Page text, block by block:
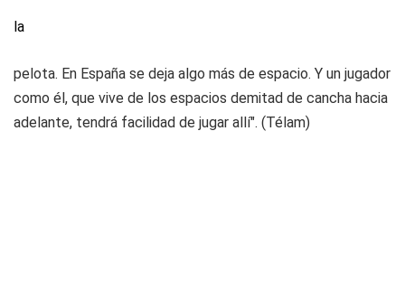
la
pelota. En España se deja algo más de espacio. Y un jugador
como él, que vive de los espacios demitad de cancha hacia
adelante, tendrá facilidad de jugar allí". (Télam)